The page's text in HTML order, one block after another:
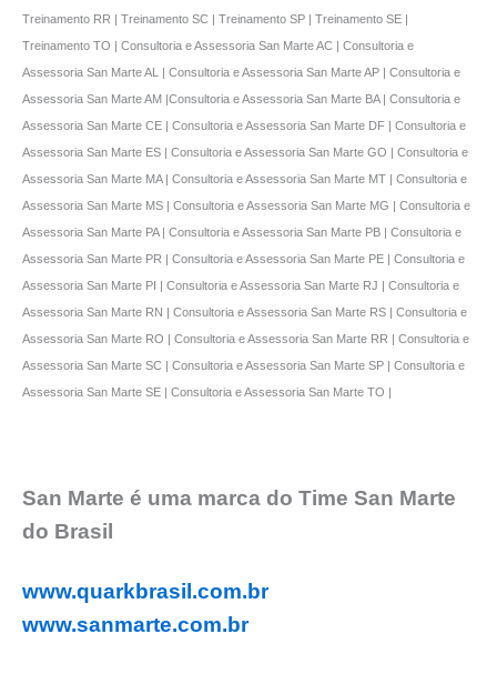
Treinamento RR | Treinamento SC | Treinamento SP | Treinamento SE |
Treinamento TO | Consultoria e Assessoria San Marte AC | Consultoria e
Assessoria San Marte AL | Consultoria e Assessoria San Marte AP | Consultoria e
Assessoria San Marte AM |Consultoria e Assessoria San Marte BA | Consultoria e
Assessoria San Marte CE | Consultoria e Assessoria San Marte DF | Consultoria e
Assessoria San Marte ES | Consultoria e Assessoria San Marte GO | Consultoria e
Assessoria San Marte MA | Consultoria e Assessoria San Marte MT | Consultoria e
Assessoria San Marte MS | Consultoria e Assessoria San Marte MG | Consultoria e
Assessoria San Marte PA | Consultoria e Assessoria San Marte PB | Consultoria e
Assessoria San Marte PR | Consultoria e Assessoria San Marte PE | Consultoria e
Assessoria San Marte PI | Consultoria e Assessoria San Marte RJ | Consultoria e
Assessoria San Marte RN | Consultoria e Assessoria San Marte RS | Consultoria e
Assessoria San Marte RO | Consultoria e Assessoria San Marte RR | Consultoria e
Assessoria San Marte SC | Consultoria e Assessoria San Marte SP | Consultoria e
Assessoria San Marte SE | Consultoria e Assessoria San Marte TO |
San Marte é uma marca do Time San Marte
do Brasil
www.quarkbrasil.com.br
www.sanmarte.com.br